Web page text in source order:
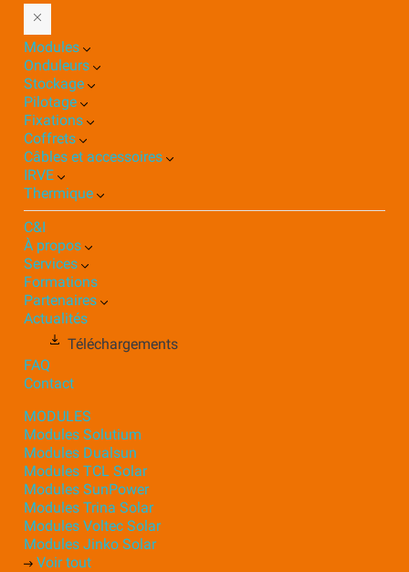
Modules
Onduleurs
Stockage
Pilotage
Fixations
Coffrets
Câbles et accessoires
IRVE
Thermique
C&I
À propos
Services
Formations
Partenaires
Actualités
Téléchargements
FAQ
Contact
MODULES
Modules Solutium
Modules Dualsun
Modules TCL Solar
Modules SunPower
Modules Trina Solar
Modules Voltec Solar
Modules Jinko Solar
Voir tout